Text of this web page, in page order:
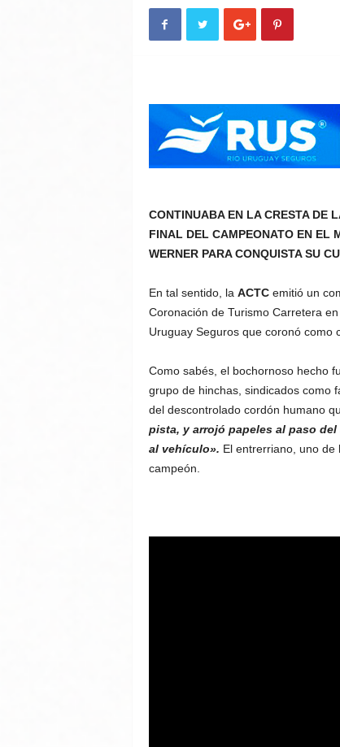
CONTINUABA EN LA CRESTA DE
FINAL DEL CAMPEONATO EN EL
WERNER PARA CONQUISTA SU
En tal sentido, la ACTCemitió un
Coronación de Turismo Carretera
Uruguay Seguros que coronó como
Como sabés, el bochornoso hecho
grupo de hinchas, sindicados como
del descontrolado cordón humano
pista, y arrojó papeles al paso
al vehículo». El entrerriano, uno de
campeón.